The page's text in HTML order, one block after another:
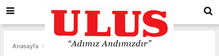
Anasayfa